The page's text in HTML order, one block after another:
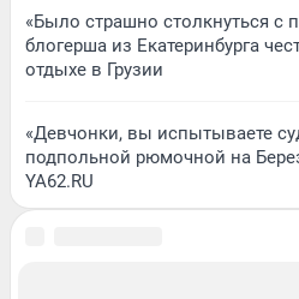
«Было страшно столкнуться с
блогерша из Екатеринбурга
отдыхе в Грузии
«Девчонки, вы испытываете
подпольной рюмочной на
YA62.RU